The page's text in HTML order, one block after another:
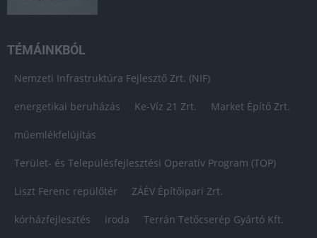
TÉMÁINKBÓL
Nemzeti Infrastruktúra Fejlesztő Zrt. (NIF)
energetikai beruházás Ke-Víz 21 Zrt. Market Építő Zrt.
műemlékfelújítás
Terület- és Településfejlesztési Operatív Program (TOP)
Liszt Ferenc repülőtér ZÁÉV Építőipari Zrt.
kórházfejlesztés iroda Terrán Tetőcserép Gyártó Kft.